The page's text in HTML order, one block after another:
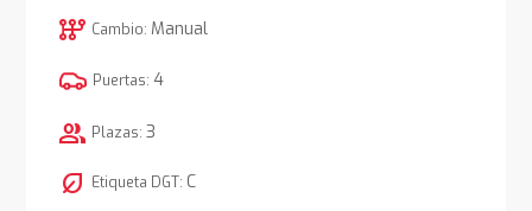
auto_transmission Cambio: Manual
Puertas: 4
group Plazas: 3
nest_eco_leaf Etiqueta DGT: C